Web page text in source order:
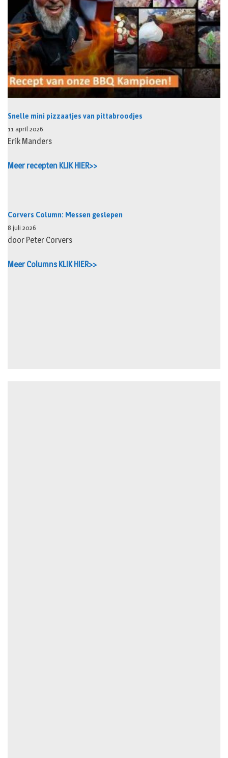
Snelle mini pizzaatjes van pittabroodjes
11 april 2026
Erik Manders
Meer recepten KLIK HIER>>
Corvers Column: Messen geslepen
8 juli 2026
door Peter Corvers
Meer Columns KLIK HIER>>